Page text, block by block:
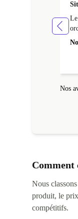
Nos
Comment
Nous
produit, le
compétitifs.